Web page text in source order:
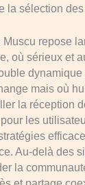
la sélection
repose
où sérieux et
mais où
la réception
les
Au-delà des
la